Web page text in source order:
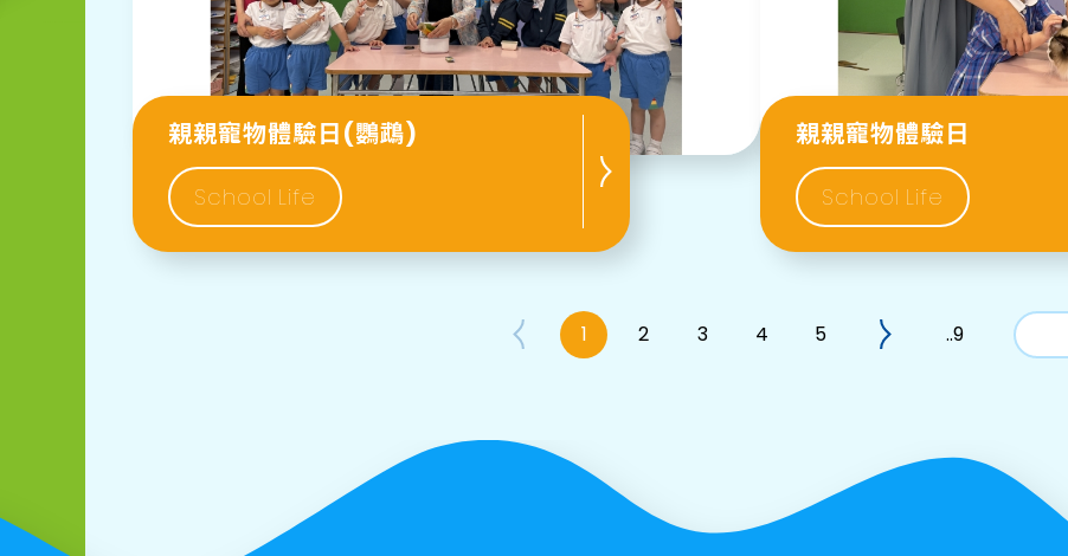
親親寵物體驗日(鸚鵡)
School Life
親親寵物體驗日
School Life
1 2 3 4 5 ..9